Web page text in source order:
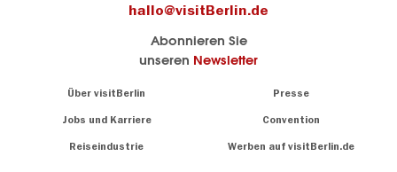
hallo@visitBerlin.de
Abonnieren Sie
unseren Newsletter
Über visitBerlin Presse
Jobs und Karriere Convention
Reiseindustrie Werben auf visitBerlin.de
sind
für Sie da.
Insidertipps